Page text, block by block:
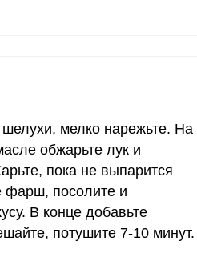
2.8
0
4.1
шелухи, мелко нарежьте. На
обжарьте лук и
пока не выпарится
фарш, посолите и
В конце добавьте
потушите 7-10 минут.